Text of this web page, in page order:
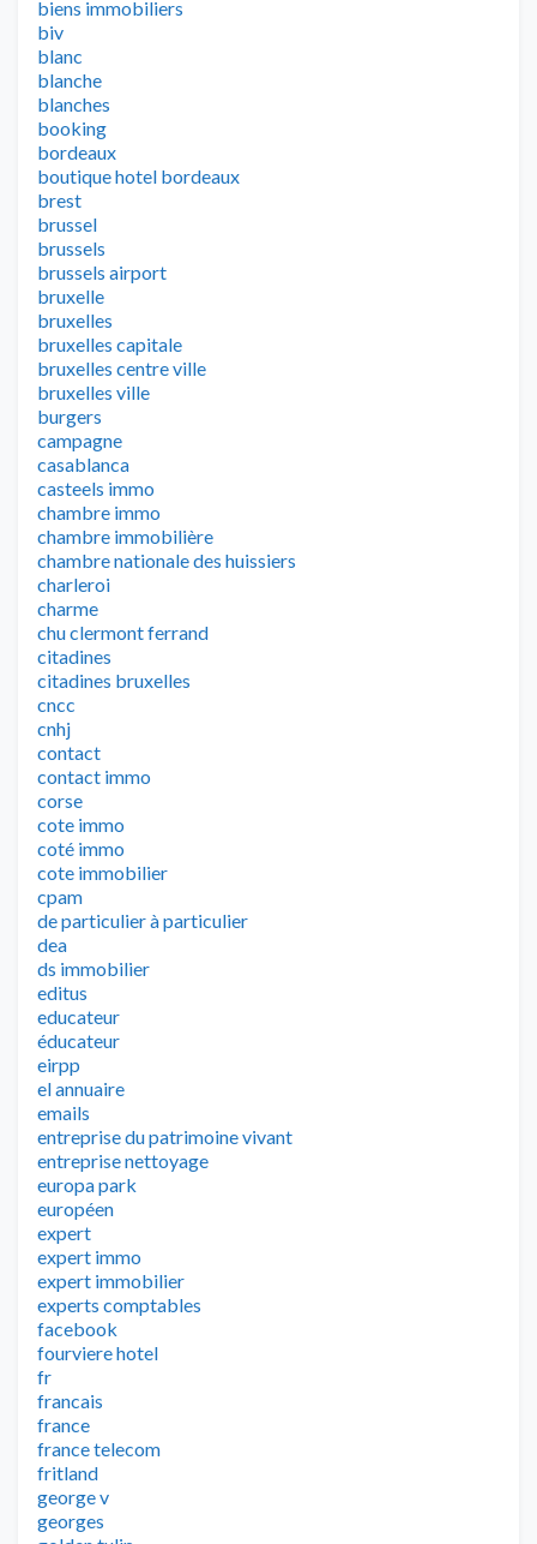
biens immobiliers
biv
blanc
blanche
blanches
booking
bordeaux
boutique hotel bordeaux
brest
brussel
brussels
brussels airport
bruxelle
bruxelles
bruxelles capitale
bruxelles centre ville
bruxelles ville
burgers
campagne
casablanca
casteels immo
chambre immo
chambre immobilière
chambre nationale des huissiers
charleroi
charme
chu clermont ferrand
citadines
citadines bruxelles
cncc
cnhj
contact
contact immo
corse
cote immo
coté immo
cote immobilier
cpam
de particulier à particulier
dea
ds immobilier
editus
educateur
éducateur
eirpp
el annuaire
emails
entreprise du patrimoine vivant
entreprise nettoyage
europa park
européen
expert
expert immo
expert immobilier
experts comptables
facebook
fourviere hotel
fr
francais
france
france telecom
fritland
george v
georges